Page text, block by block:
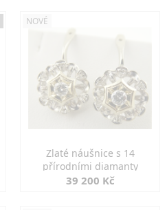
NOVÉ
Zlaté náušnice s 14
přírodními diamanty
39 200 Kč